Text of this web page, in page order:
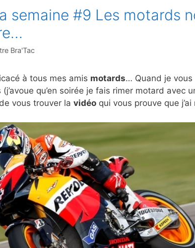
semaine #9 Les motards
Bra'Tac
à tous mes amis motards… Quand je vous
qu’en soirée je fais rimer motard avec
vous trouver la vidéo qui vous prouve que j’ai